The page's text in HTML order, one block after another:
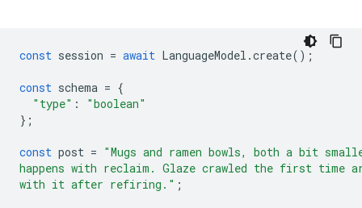
const session = await LanguageModel .create();
const schema = {
"type" :
"boolean"
};
const post = "Mugs and ramen bowls, both a bit
happens with reclaim. Glaze crawled the first time
with it after refiring." ;